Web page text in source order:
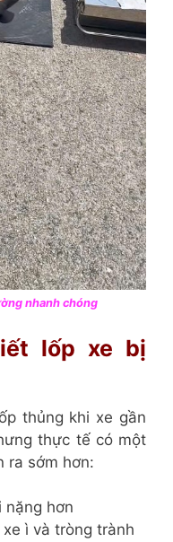
nhanh chóng
lốp xe bị
thủng khi xe gần
thực tế có một
ra sớm hơn:
nặng hơn
ì và tròng trành